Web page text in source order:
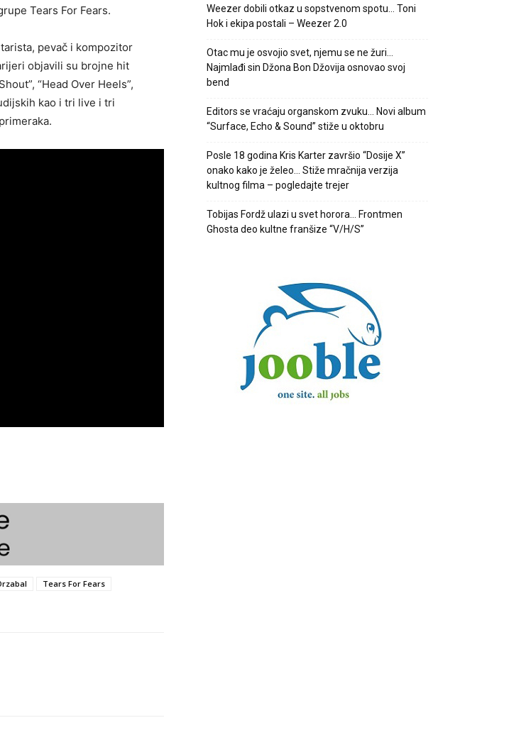
Tears For Fears.
pevač i kompozitor
objavili su brojne hit
“Head Over Heels”,
kao i tri live i tri
Tears For Fears
Weezer dobili otkaz u sopstvenom spotu… Toni
Hok i ekipa postali – Weezer 2.0
Otac mu je osvojio svet, njemu se ne žuri…
Najmlađi sin Džona Bon Džovija osnovao svoj
bend
Editors se vraćaju organskom zvuku… Novi album
“Surface, Echo & Sound” stiže u oktobru
Posle 18 godina Kris Karter završio “Dosije X”
onako kako je želeo… Stiže mračnija verzija
kultnog filma – pogledajte trejer
Tobijas Fordž ulazi u svet horora… Frontmen
Ghosta deo kultne franšize “V/H/S”